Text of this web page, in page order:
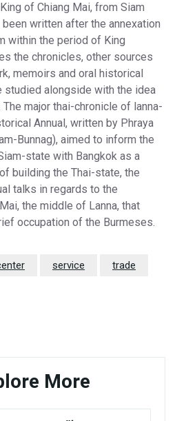
of Chiang Mai, from Siam
written after the annexation
within the period of King
the chronicles, other sources
memoirs and oral historical
studied alongside with the idea
major thai-chronicle of lanna-
Annual, written by Phraya
Bunnag), aimed to inform the
state with Bangkok as a
building the Thai-state, the
talks in regards to the
the middle of Lanna, that
occupation of the Burmeses.
service trade
More